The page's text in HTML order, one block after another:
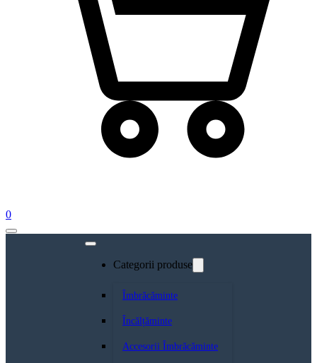
0
Categorii produse
Îmbrăcăminte
Încălțăminte
Accesorii Îmbrăcăminte